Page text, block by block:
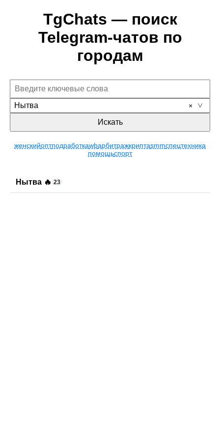
TgChats — поиск
Telegram-чатов по
городам
Нытва
Искать
женскийоптподработкаwbарбитражкриптаsmmспецтехника
помощьспорт
Нытва 🔥 23